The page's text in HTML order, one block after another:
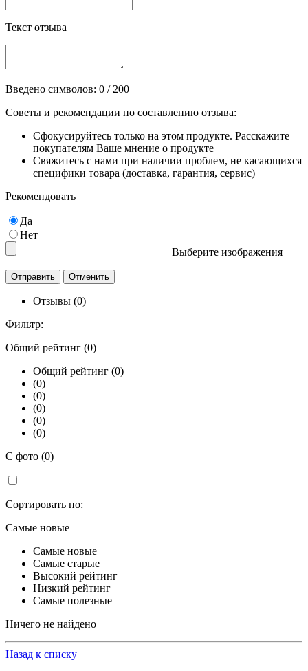
Текст отзыва
Введено символов: 0 / 200
Советы и рекомендации по составлению отзыва:
Сфокусируйтесь только на этом продукте. Расскажите
покупателям Ваше мнение о продукте
Свяжитесь с нами при наличии проблем, не касающихся
специфики товара (доставка, гарантия, сервис)
Рекомендовать
Да
Нет
Выберите изображения
Отзывы (0)
Фильтр:
Общий рейтинг (0)
Общий рейтинг (0)
(0)
(0)
(0)
(0)
(0)
С фото (0)
Сортировать по:
Самые новые
Самые новые
Самые старые
Высокий рейтинг
Низкий рейтинг
Самые полезные
Ничего не найдено
Назад к списку